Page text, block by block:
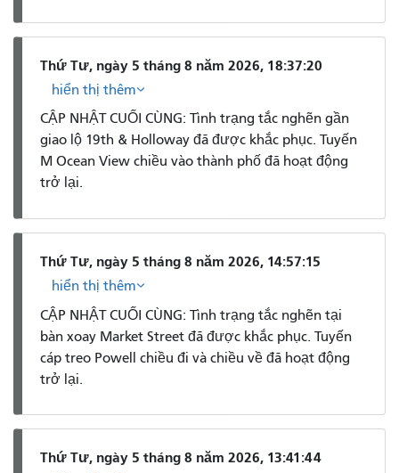
Thứ Tư, ngày 5 tháng 8 năm 2026, 18:37:20
hiển thị thêm
CẬP NHẬT CUỐI CÙNG: Tình trạng tắc nghẽn gần
giao lộ 19th & Holloway đã được khắc phục. Tuyến
M Ocean View chiều vào thành phố đã hoạt động
trở lại.
Thứ Tư, ngày 5 tháng 8 năm 2026, 14:57:15
hiển thị thêm
CẬP NHẬT CUỐI CÙNG: Tình trạng tắc nghẽn tại
bàn xoay Market Street đã được khắc phục. Tuyến
cáp treo Powell chiều đi và chiều về đã hoạt động
trở lại.
Thứ Tư, ngày 5 tháng 8 năm 2026, 13:41:44